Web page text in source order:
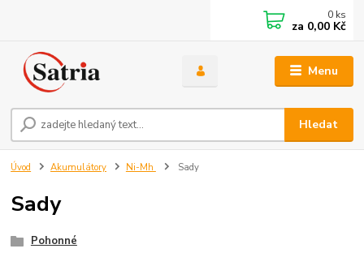
Menu
Hledat
0 ks
za 0,00 Kč
Úvod Akumulátory Ni-Mh Sady
Sady
Pohonné